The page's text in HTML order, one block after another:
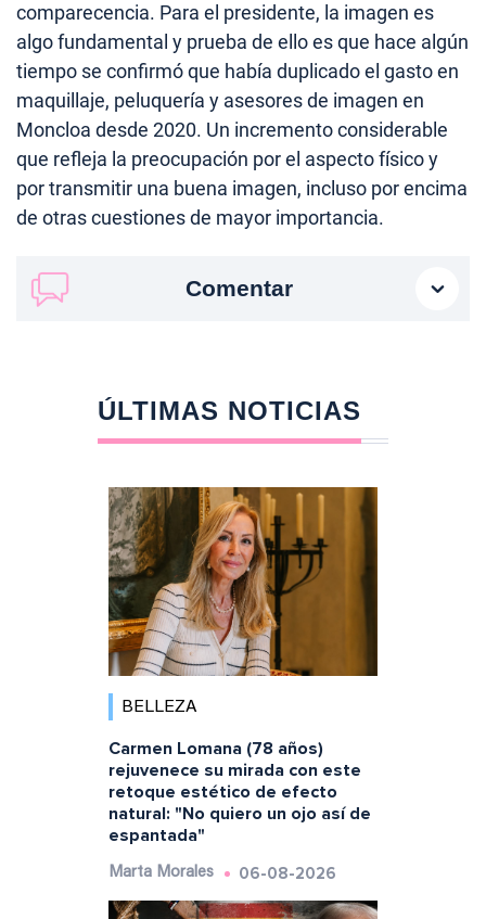
comparecencia. Para el presidente, la imagen es
algo fundamental y prueba de ello es que hace algún
tiempo se confirmó que había duplicado el gasto en
maquillaje, peluquería y asesores de imagen en
Moncloa desde 2020. Un incremento considerable
que refleja la preocupación por el aspecto físico y
por transmitir una buena imagen, incluso por encima
de otras cuestiones de mayor importancia.
Comentar
ÚLTIMAS NOTICIAS
BELLEZA
Carmen Lomana (78 años)
rejuvenece su mirada con este
retoque estético de efecto
natural: "No quiero un ojo así de
espantada"
Marta Morales 06-08-2026